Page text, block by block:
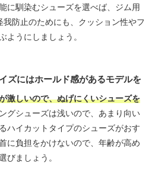
に馴染むシューズを選べば、ジム用
防止のためにも、クッション性やフ
ようにしましょう。
ズにはホールド感があるモデルを
激しいので、ぬげにくいシューズを
グシューズは浅いので、あまり向い
ハイカットタイプのシューズがおす
に負担をかけないので、年齢が高め
びましょう。